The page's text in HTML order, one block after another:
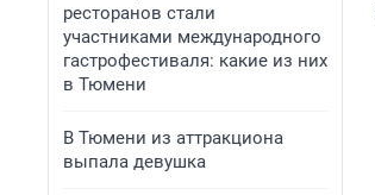
ресторанов стали
участниками международного
гастрофестиваля: какие из них
в Тюмени
В Тюмени из аттракциона
выпала девушка